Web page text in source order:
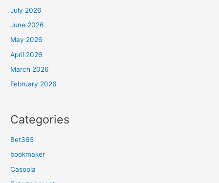
July 2026
June 2026
May 2026
April 2026
March 2026
February 2026
Categories
Bet365
bookmaker
Casoola